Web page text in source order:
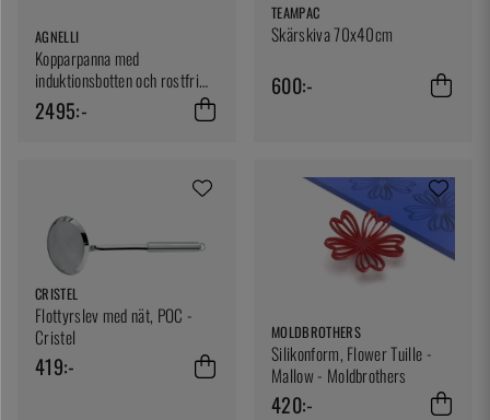
AGNELLI
Kopparpanna med
induktionsbotten och rostfri
insida, 24 cm, Två handtag -
Agnell
2495:-
TEAMPAC
Skärskiva 70x40cm
600:-
CRISTEL
Flottyrslev med nät, POC -
Cristel
419:-
MOLDBROTHERS
Silikonform, Flower Tuille -
Mallow - Moldbrothers
420:-